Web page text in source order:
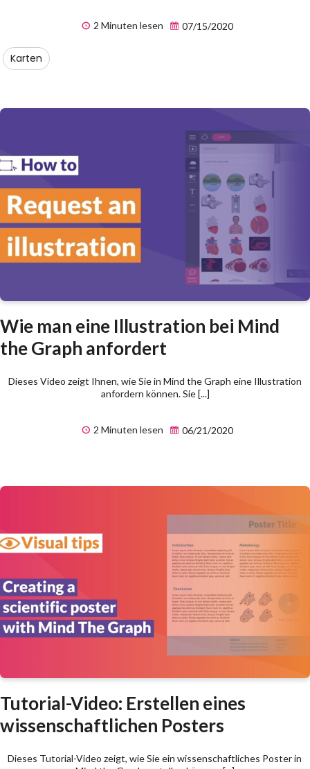
2 Minuten lesen 07/15/2020
Karten
Wie man eine Illustration bei Mind
the Graph anfordert
Dieses Video zeigt Ihnen, wie Sie in Mind the Graph eine Illustration
anfordern können. Sie [...]
2 Minuten lesen 06/21/2020
Tutorial-Video: Erstellen eines
wissenschaftlichen Posters
Dieses Tutorial-Video zeigt, wie Sie ein wissenschaftliches Poster in